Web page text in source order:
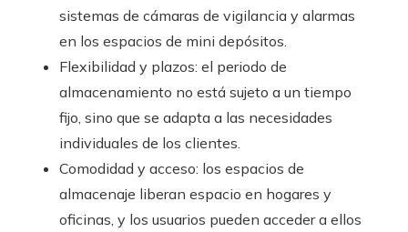
sistemas de cámaras de vigilancia y alarmas
en los espacios de mini depósitos.
Flexibilidad y plazos: el periodo de
almacenamiento no está sujeto a un tiempo
fijo, sino que se adapta a las necesidades
individuales de los clientes.
Comodidad y acceso: los espacios de
almacenaje liberan espacio en hogares y
oficinas, y los usuarios pueden acceder a ellos